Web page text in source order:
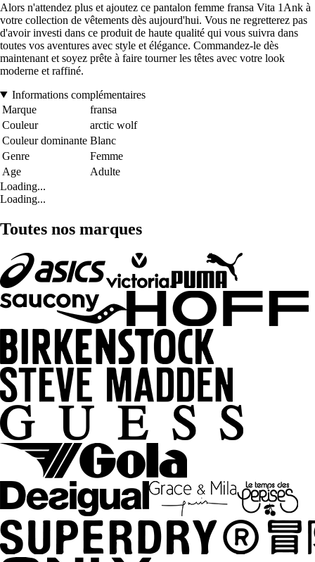
Alors n'attendez plus et ajoutez ce pantalon femme fransa Vita 1Ank à
votre collection de vêtements dès aujourd'hui. Vous ne regretterez pas
d'avoir investi dans ce produit de haute qualité qui vous suivra dans
toutes vos aventures avec style et élégance. Commandez-le dès
maintenant et soyez prête à faire tourner les têtes avec votre look
moderne et raffiné.
Informations complémentaires
Marque
fransa
Couleur
arctic wolf
Couleur dominante Blanc
Genre
Femme
Age
Adulte
Loading...
Loading...
Toutes nos marques